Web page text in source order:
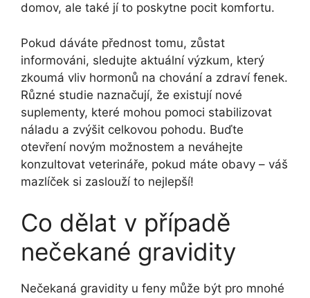
domov, ale také jí to poskytne pocit komfortu.
Pokud dáváte přednost tomu, zůstat
informováni, sledujte aktuální výzkum, který
zkoumá vliv hormonů na chování a zdraví fenek.
Různé studie naznačují, že existují nové
suplementy, které mohou pomoci stabilizovat
náladu a zvýšit celkovou pohodu. Buďte
otevření novým možnostem a neváhejte
konzultovat veterináře, pokud máte obavy – váš
mazlíček si zaslouží to nejlepší!
Co dělat v případě
nečekané gravidity
Nečekaná gravidity u feny může být pro mnohé